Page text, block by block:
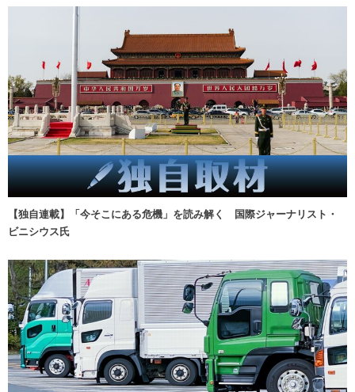
【独自連載】「今そこにある危機」を読み解く 国際ジャーナリスト・
ビニシウス氏